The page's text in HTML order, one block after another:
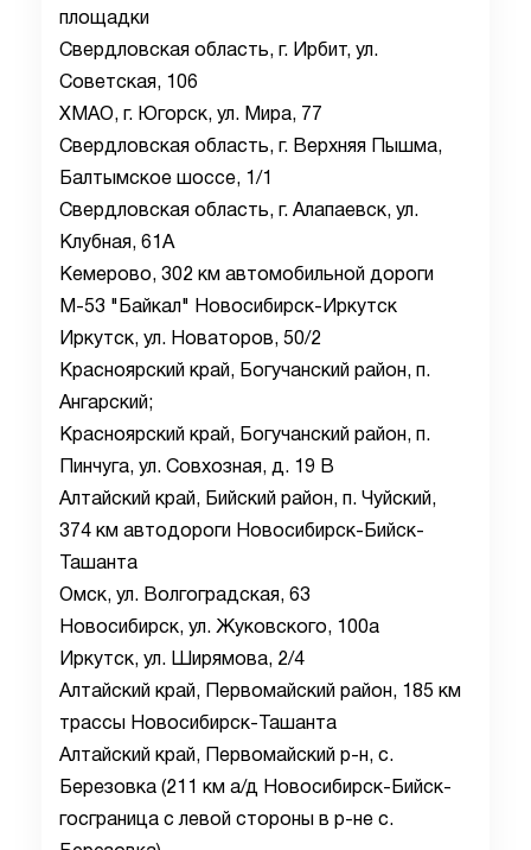
площадки
Свердловская область, г. Ирбит, ул.
Советская, 106
ХМАО, г. Югорск, ул. Мира, 77
Свердловская область, г. Верхняя Пышма,
Балтымское шоссе, 1/1
Свердловская область, г. Алапаевск, ул.
Клубная, 61А
Кемерово, 302 км автомобильной дороги
М-53 "Байкал" Новосибирск-Иркутск
Иркутск, ул. Новаторов, 50/2
Красноярский край, Богучанский район, п.
Ангарский;
Красноярский край, Богучанский район, п.
Пинчуга, ул. Совхозная, д. 19 В
Алтайский край, Бийский район, п. Чуйский,
374 км автодороги Новосибирск-Бийск-
Ташанта
Омск, ул. Волгоградская, 63
Новосибирск, ул. Жуковского, 100а
Иркутск, ул. Ширямова, 2/4
Алтайский край, Первомайский район, 185 км
трассы Новосибирск-Ташанта
Алтайский край, Первомайский р-н, с.
Березовка (211 км а/д Новосибирск-Бийск-
госграница с левой стороны в р-не с.